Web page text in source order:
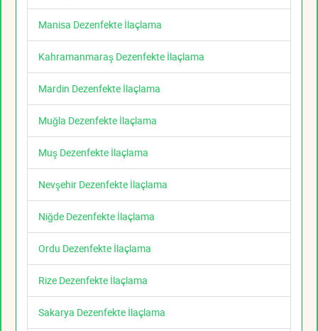
Manisa Dezenfekte İlaçlama
Kahramanmaraş Dezenfekte İlaçlama
Mardin Dezenfekte İlaçlama
Muğla Dezenfekte İlaçlama
Muş Dezenfekte İlaçlama
Nevşehir Dezenfekte İlaçlama
Niğde Dezenfekte İlaçlama
Ordu Dezenfekte İlaçlama
Rize Dezenfekte İlaçlama
Sakarya Dezenfekte İlaçlama